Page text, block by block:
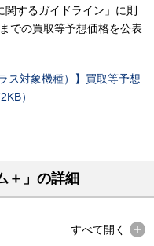
関するガイドライン」に則
での買取等予想価格を公表
ス対象機種）】買取等予想
）
＋」の詳細
すべて開く